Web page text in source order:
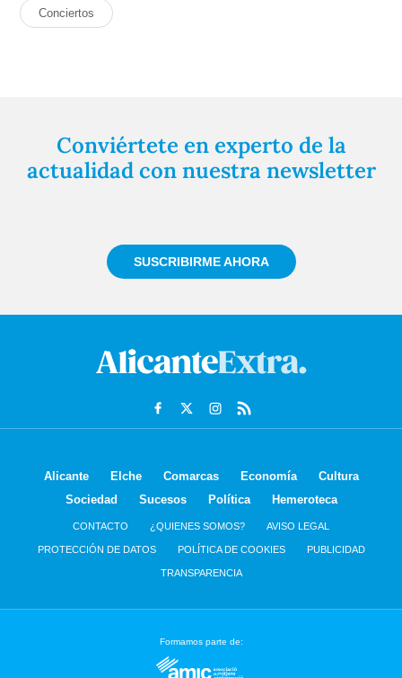
Conciertos
Conviértete en experto de la
actualidad con nuestra newsletter
SUSCRIBIRME AHORA
Alicante Elche Comarcas Economía
Cultura
Sociedad
Sucesos Política Hemeroteca
CONTACTO ¿QUIENES SOMOS? AVISO LEGAL
PROTECCIÓN DE DATOS POLÍTICA DE COOKIES PUBLICIDAD
TRANSPARENCIA
Formamos parte de: